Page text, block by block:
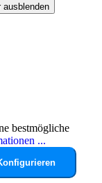
ausblenden
bestmögliche
...